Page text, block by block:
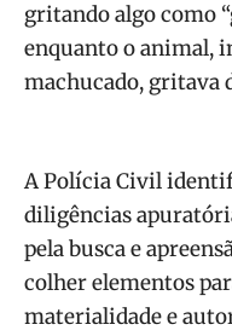
gritando algo como
enquanto o animal,
machucado, gritava
A Polícia Civil
diligências
pela busca e
colher elementos
materialidade e